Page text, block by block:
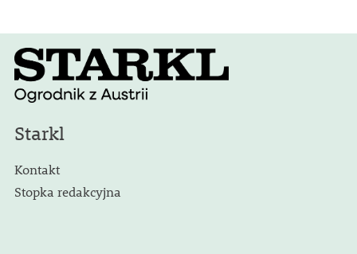
Starkl
Kontakt
Stopka redakcyjna